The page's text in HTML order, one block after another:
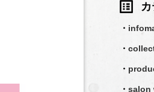
salon